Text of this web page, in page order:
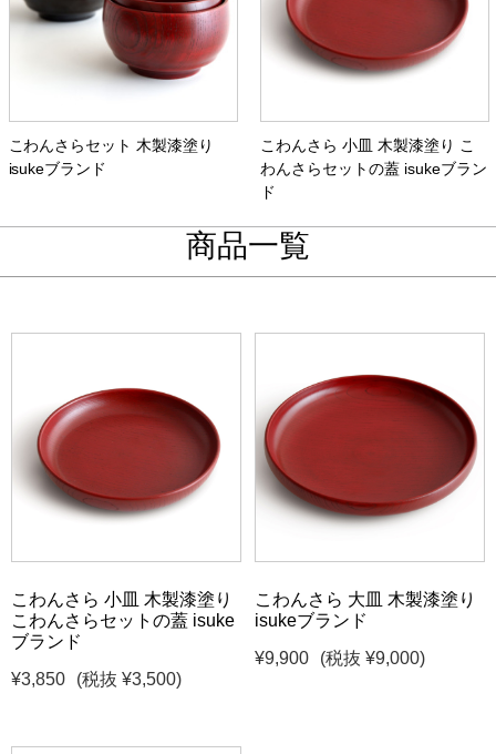
こわんさらセット 木製漆塗り
isukeブランド
こわんさら 小皿 木製漆塗り こ
わんさらセットの蓋 isukeブラン
ド
商品一覧
こわんさら 小皿 木製漆塗り
こわんさらセットの蓋 isuke
ブランド
¥3,850
(税抜 ¥3,500)
こわんさら 大皿 木製漆塗り
isukeブランド
¥9,900
(税抜 ¥9,000)